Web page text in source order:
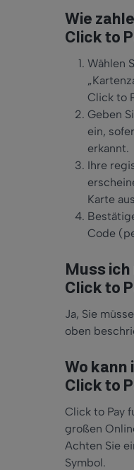
Wie
Click to
Wählen
Click to
Geben
ein,
erkannt.
Ihre
Karte
Code
Muss
Click to
Ja, Sie
oben
Wo kann
Click to
Click to Pay
großen
Achten Sie
Symbol.